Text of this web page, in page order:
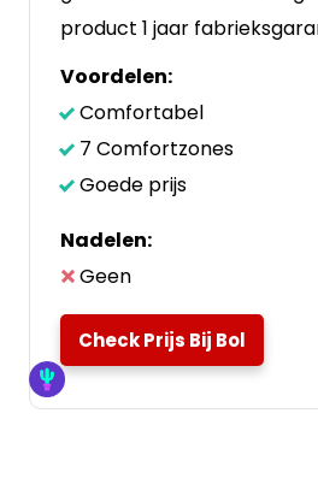
product 1 jaar
Voordelen:
Comfortabel
7 Comfortzones
Goede prijs
Nadelen:
Geen
Check Prijs Bij Bol